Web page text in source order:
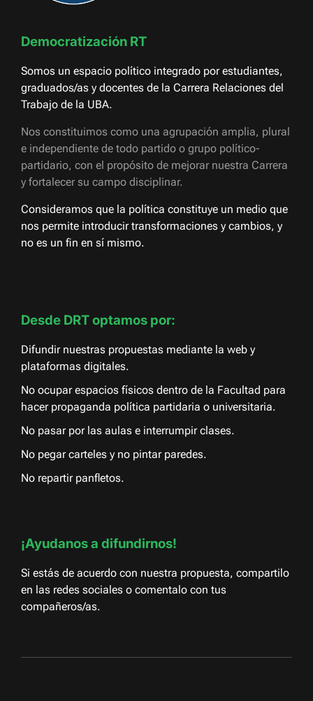
Democratización RT
Somos un espacio político integrado por estudiantes,
graduados/as y docentes de la Carrera Relaciones del
Trabajo de la UBA.
Nos constituimos como una agrupación amplia, plural
e independiente de todo partido o grupo político-
partidario, con el propósito de mejorar nuestra Carrera
y fortalecer su campo disciplinar.
Consideramos que la política constituye un medio que
nos permite introducir transformaciones y cambios, y
no es un fin en sí mismo.
Desde DRT optamos por:
Difundir nuestras propuestas mediante la web y
plataformas digitales.
No ocupar espacios físicos dentro de la Facultad para
hacer propaganda política partidaria o universitaria.
No pasar por las aulas e interrumpir clases.
No pegar carteles y no pintar paredes.
No repartir panfletos.
¡Ayudanos a difundirnos!
Si estás de acuerdo con nuestra propuesta, compartilo
en las redes sociales o comentalo con tus
compañeros/as.